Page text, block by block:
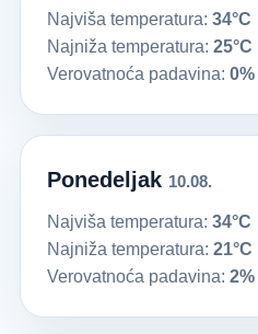
Najviša temperatura: 34°C
Najniža temperatura: 25°C
Verovatnoća padavina: 0%
Ponedeljak 10.08.
Najviša temperatura: 34°C
Najniža temperatura: 21°C
Verovatnoća padavina: 2%